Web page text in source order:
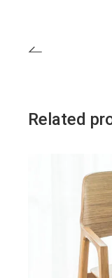
Related